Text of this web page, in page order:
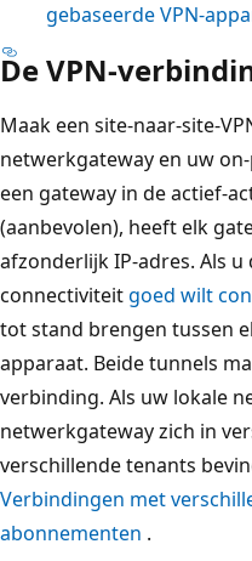
gebaseerde VPN-
De VPN-
Maak een site-naar-site-
netwerkgateway en uw
een gateway in de actief-
(aanbevolen), heeft elk
afzonderlijk IP-adres. Als
connectiviteitgoed wilt
tot stand brengen tussen
apparaat. Beide tunnels
verbinding. Als uw lokale
netwerkgateway zich in
verschillende tenants
Verbindingen met
abonnementen .